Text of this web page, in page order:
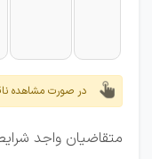
در صورت مشاهده
متقاضیان واجد